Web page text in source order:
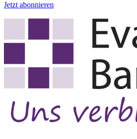
Jetzt abonnieren